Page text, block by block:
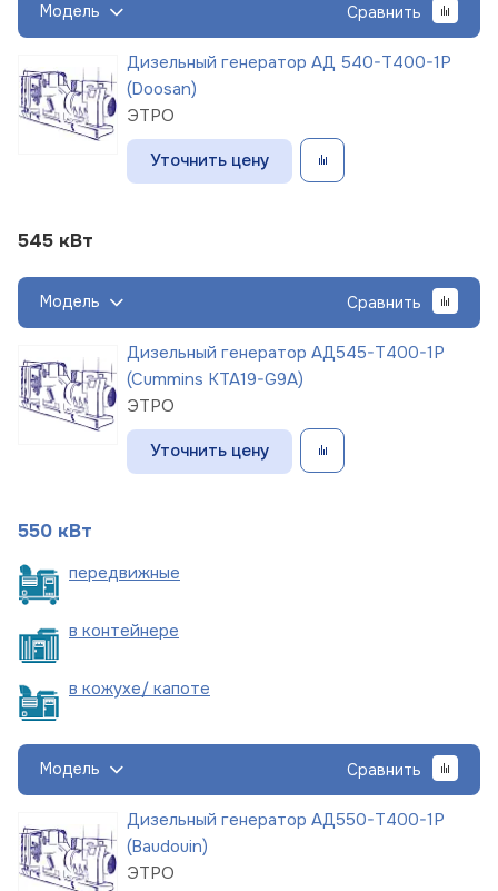
Модель Сравнить
Дизельный генератор АД 540-Т400-1Р
(Doosan)
ЭТРО
Уточнить цену
545 кВт
Модель Сравнить
Дизельный генератор АД545-Т400-1Р
(Cummins KTA19-G9A)
ЭТРО
Уточнить цену
550 кВт
передвижные
в контейнере
в кожухе/ капоте
Модель Сравнить
Дизельный генератор АД550-Т400-1Р
(Baudouin)
ЭТРО